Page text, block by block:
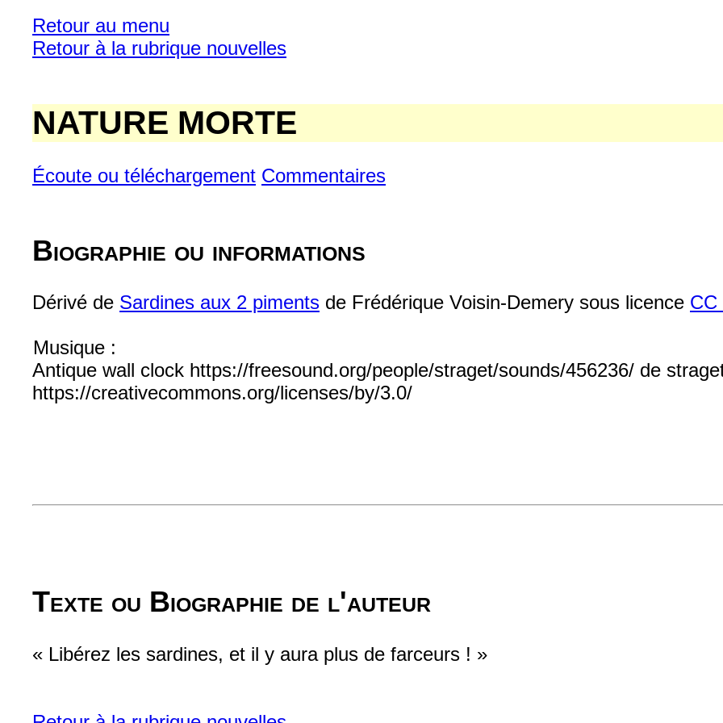
Retour au menu
Retour à la rubrique nouvelles
NATURE MORTE
Écoute ou téléchargement Commentaires
Biographie ou informations
Dérivé de Sardines aux 2 piments de Frédérique Voisin-Demery sous licence CC
Musique :
Antique wall clock https://freesound.org/people/straget/sounds/456236/ de
https://creativecommons.org/licenses/by/3.0/
Texte ou Biographie de l'auteur
« Libérez les sardines, et il y aura plus de farceurs ! »